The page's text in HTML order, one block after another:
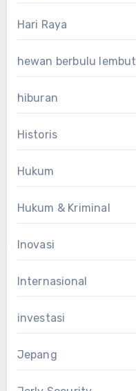
Hari Raya
hewan berbulu lembut
hiburan
Historis
Hukum
Hukum & Kriminal
Inovasi
Internasional
investasi
Jepang